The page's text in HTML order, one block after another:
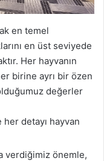
en temel
en üst seviyede
Her hayvanın
birine ayrı bir özen
değerler
detayı hayvan
verdiğimiz önemle,